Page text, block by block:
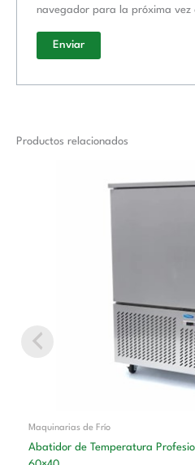
navegador para la próxima vez
Productos relacionados
Maquinarias de Frío
Abatidor de Temperatura